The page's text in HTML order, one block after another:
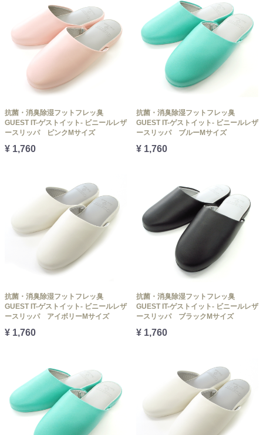
抗菌・消臭除湿フットフレッ臭
GUEST IT-ゲストイット- ビニールレザ
ースリッパ ピンクMサイズ
¥ 1,760
抗菌・消臭除湿フットフレッ臭
GUEST IT-ゲストイット- ビニールレザ
ースリッパ ブルーMサイズ
¥ 1,760
抗菌・消臭除湿フットフレッ臭
GUEST IT-ゲストイット- ビニールレザ
ースリッパ アイボリーMサイズ
¥ 1,760
抗菌・消臭除湿フットフレッ臭
GUEST IT-ゲストイット- ビニールレザ
ースリッパ ブラックMサイズ
¥ 1,760